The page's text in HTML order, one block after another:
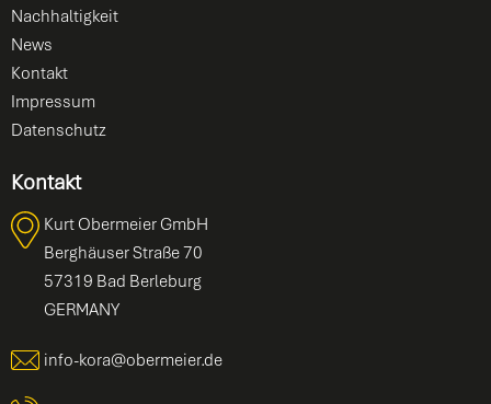
Nachhaltigkeit
News
Kontakt
Impressum
Datenschutz
Kontakt
Kurt Obermeier GmbH
Berghäuser Straße 70
57319 Bad Berleburg
GERMANY
info-kora@obermeier.de